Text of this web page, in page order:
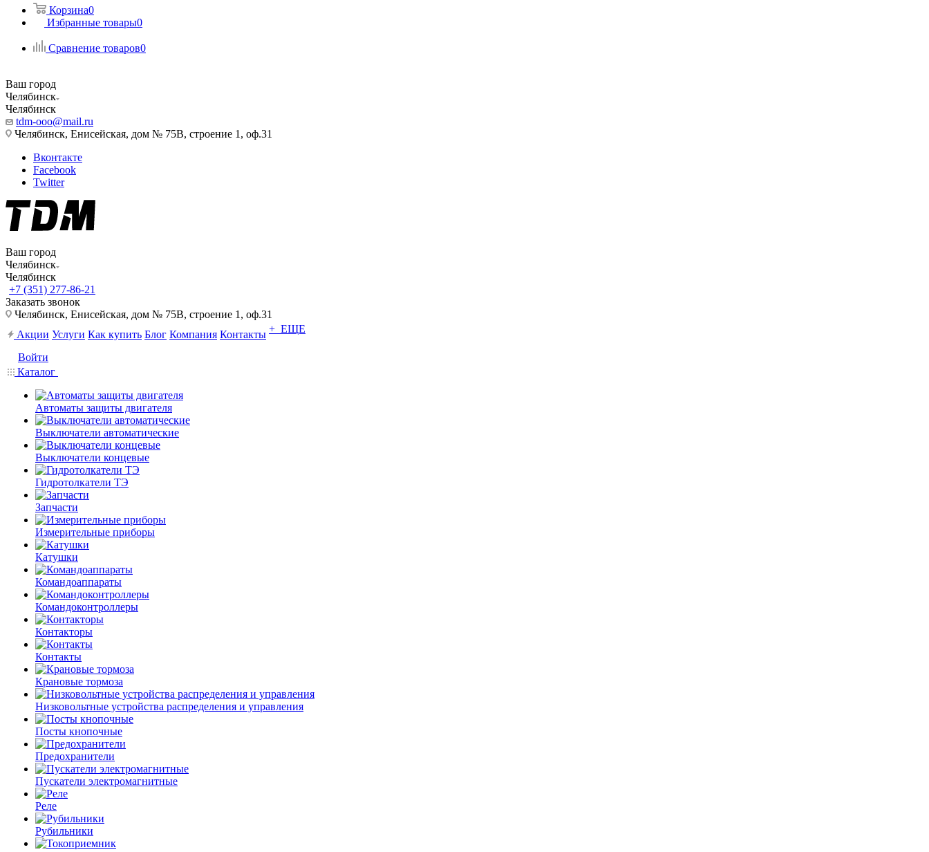
Корзина0
Избранные товары0
Сравнение товаров0
Ваш город
Челябинск
Челябинск
tdm-ooo@mail.ru
Челябинск, Енисейская, дом № 75В, строение 1, оф.31
Вконтакте
Facebook
Twitter
Ваш город
Челябинск
Челябинск
+7 (351) 277-86-21
Заказать звонок
Челябинск, Енисейская, дом № 75В, строение 1, оф.31
Акции Услуги Как купить Блог Компания Контакты + ЕЩЕ
Войти
Каталог
Автоматы защиты двигателя
Выключатели автоматические
Выключатели концевые
Гидротолкатели ТЭ
Запчасти
Измерительные приборы
Катушки
Командоаппараты
Командоконтроллеры
Контакторы
Контакты
Крановые тормоза
Низковольтные устройства распределения и управления
Посты кнопочные
Предохранители
Пускатели электромагнитные
Реле
Рубильники